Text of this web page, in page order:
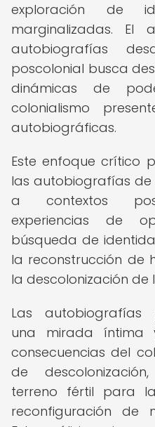
exploración de
marginalizadas. El
autobiografías
poscolonial busca
dinámicas de
colonialismo
autobiográficas.
Este enfoque crítico
las autobiografías de
a contextos
experiencias de
búsqueda de
la reconstrucción de
la descolonización de
Las autobiografías
una mirada íntima
consecuencias del
de
terreno fértil para
reconfiguración de